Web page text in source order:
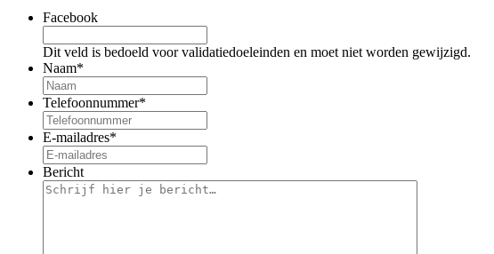
Facebook
Dit veld is bedoeld voor validatiedoeleinden en moet niet worden gewijzigd.
Naam*
Telefoonnummer*
E-mailadres*
Bericht